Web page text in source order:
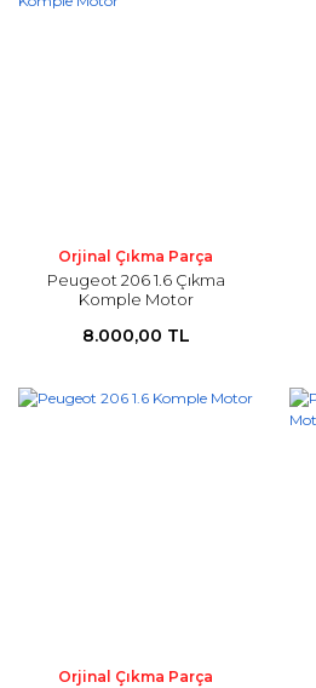
Orjinal Çıkma Parça
Peugeot 206 1.6 Çıkma
Komple Motor
8.000,00 TL
Orjinal Çıkma Parça